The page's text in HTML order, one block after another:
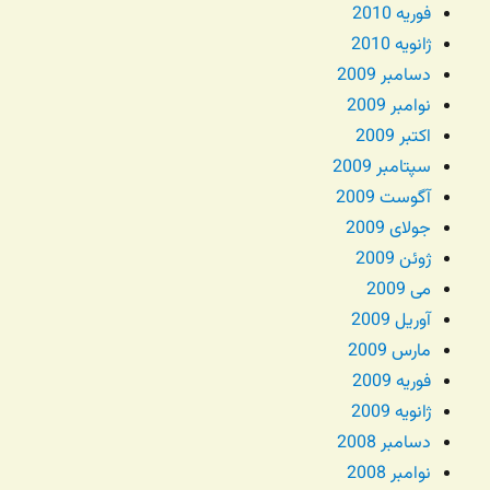
فوریه 2010
ژانویه 2010
دسامبر 2009
نوامبر 2009
اکتبر 2009
سپتامبر 2009
آگوست 2009
جولای 2009
ژوئن 2009
می 2009
آوریل 2009
مارس 2009
فوریه 2009
ژانویه 2009
دسامبر 2008
نوامبر 2008